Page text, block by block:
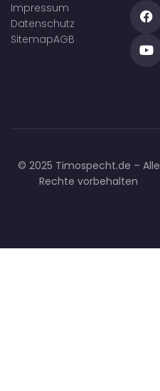
Impressum
Datenschutz
SitemapAGB
© 2025 Timospecht.de – Alle
Rechte vorbehalten